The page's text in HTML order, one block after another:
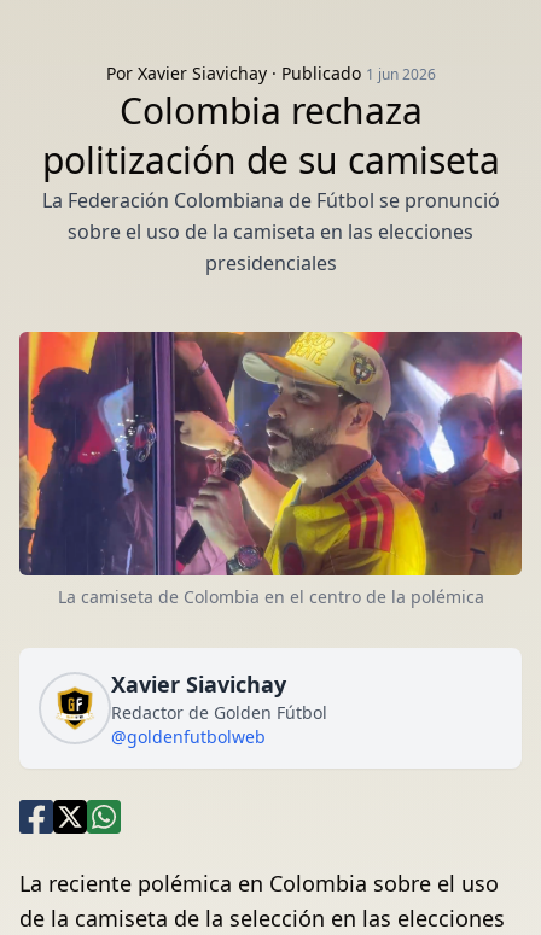
Por Xavier Siavichay· Publicado 1 jun 2026
Colombia rechaza
politización de su camiseta
La Federación Colombiana de Fútbol se pronunció
sobre el uso de la camiseta en las elecciones
presidenciales
La camiseta de Colombia en el centro de la polémica
Xavier Siavichay
Redactor de Golden Fútbol
@goldenfutbolweb
La reciente polémica en Colombia sobre el uso
de la camiseta de la selección en las elecciones